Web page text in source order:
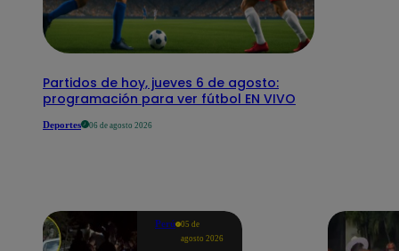
Partidos de hoy, jueves 6 de agosto:
programación para ver fútbol EN VIVO
Deportes 06 de agosto 2026
Perú
05 de
agosto 2026